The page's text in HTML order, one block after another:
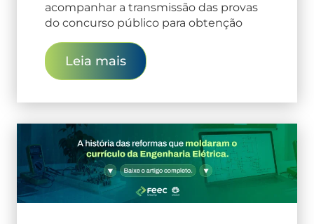
acompanhar a transmissão das provas
do concurso público para obtenção
Leia mais